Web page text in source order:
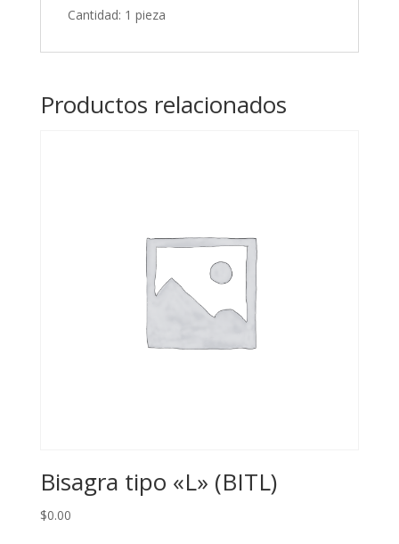
Cantidad: 1 pieza
Productos relacionados
Bisagra tipo «L» (BITL)
$0.00